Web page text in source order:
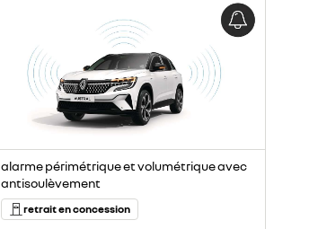
alarme périmétrique et volumétrique avec
antisoulèvement
retrait en concession